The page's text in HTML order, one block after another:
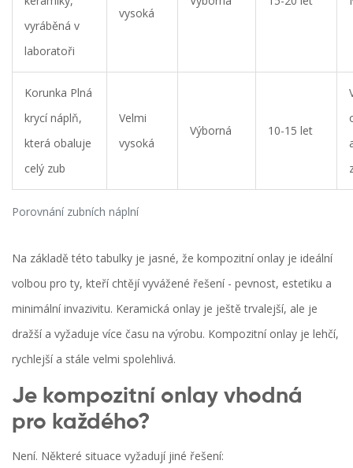
Porovnání zubních náplní
vyráběná v
laboratoři
vysoká
Korunka Plná
krycí náplň,
která obaluje
celý zub
Velmi
vysoká
Výborná 10-15 let
Na základě této tabulky je jasné, že kompozitní onlay je ideální
volbou pro ty, kteří chtějí vyvážené řešení - pevnost, estetiku a
minimální invazivitu. Keramická onlay je ještě trvalejší, ale je
dražší a vyžaduje více času na výrobu. Kompozitní onlay je lehčí,
rychlejší a stále velmi spolehlivá.
Je kompozitní onlay vhodná
pro každého?
Není. Některé situace vyžadují jiné řešení: